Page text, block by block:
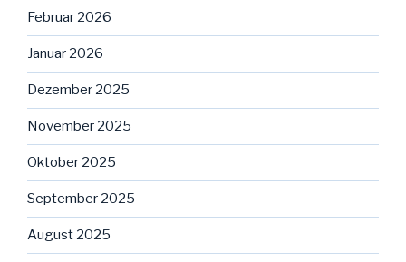
Februar 2026
Januar 2026
Dezember 2025
November 2025
Oktober 2025
September 2025
August 2025